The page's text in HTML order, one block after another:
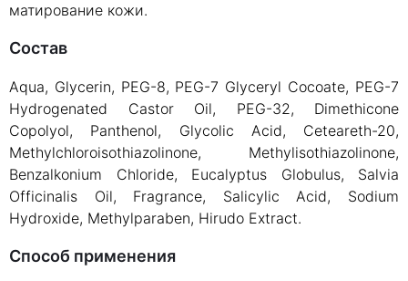
матирование кожи.
Состав
Aqua, Glycerin, PEG-8, PEG-7 Glyceryl Cocoate, PEG-7
Hydrogenated Castor Oil, PEG-32, Dimethicone
Copolyol, Panthenol, Glycolic Acid, Ceteareth-20,
Methylchloroisothiazolinone, Methylisothiazolinone,
Benzalkonium Chloride, Eucalyptus Globulus, Salvia
Officinalis Oil, Fragrance, Salicylic Acid, Sodium
Hydroxide, Methylparaben, Hirudo Extract.
Способ применения